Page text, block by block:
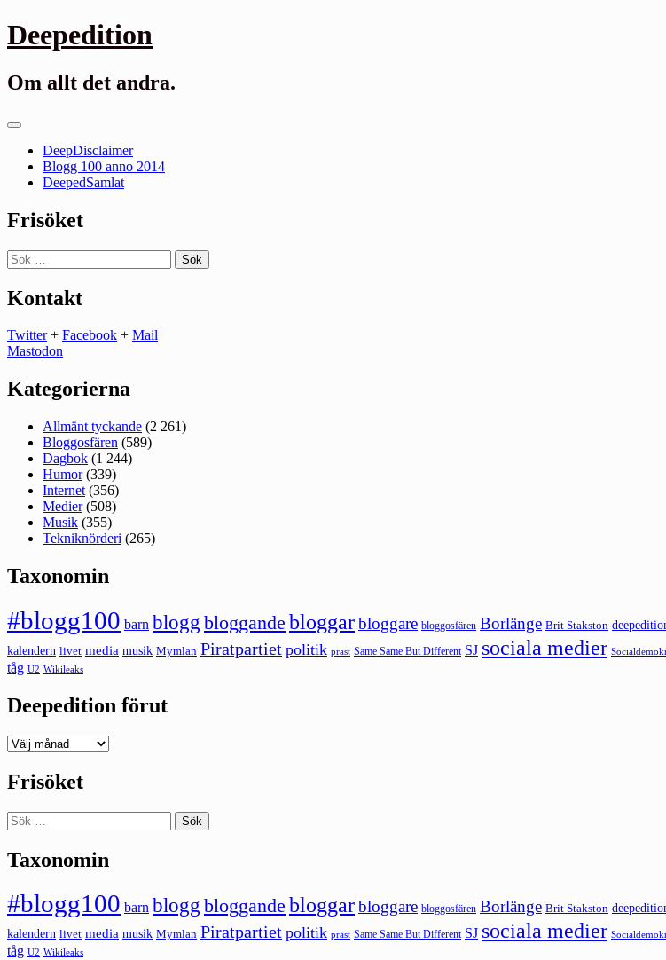
Gå
till
Deepedition
Om allt det andra.
Primär
DeepDisclaimer
Blogg 100 anno 2014
DeepedSamlat
Frisöket
Sök
efter:
Kontakt
Twitter+ Facebook + Mail
Mastodon
Kategorierna
Allmänt tyckande (2 261)
Bloggosfären (589)
Dagbok (1 244)
Humor(339)
Internet (356)
Medier(508)
Musik (355)
Tekniknörderi (265)
Taxonomin
#blogg100 barn blogg bloggande bloggarbloggare bloggosfären Borlänge Brit Stakston
kalendern livet media musik Mymlan Piratpartiet politik präst Same Same But Different SJ sociala medier
tåg U2 Wikileaks
Deepedition förut
Deepedition
Frisöket
Sök
efter:
Taxonomin
#blogg100 barn blogg bloggande bloggarbloggare bloggosfären Borlänge Brit Stakston
kalendern livet media musik Mymlan Piratpartiet politik präst Same Same But Different SJ sociala medier
tåg U2 Wikileaks